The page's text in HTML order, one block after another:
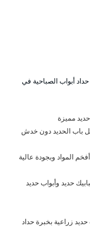
أبواب الصباحية في
مميزة
باب الحديد دون خدش
المواد وبجودة عالية
حديد وأبواب حديد
زراعية بخبرة حداد